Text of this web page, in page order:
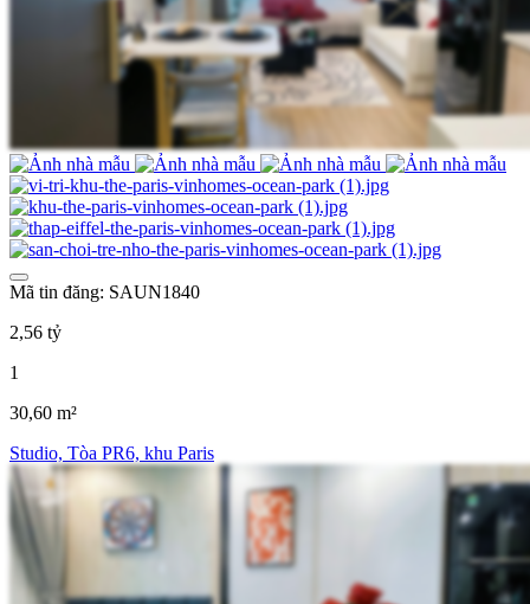
Mã tin đăng: SAUN1840
2,56 tỷ
1
30,60 m²
Studio, Tòa PR6, khu Paris